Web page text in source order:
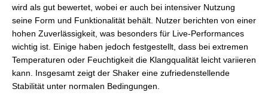
wird als gut bewertet, wobei er auch bei intensiver Nutzung
seine Form und Funktionalität behält. Nutzer berichten von einer
hohen Zuverlässigkeit, was besonders für Live-Performances
wichtig ist. Einige haben jedoch festgestellt, dass bei extremen
Temperaturen oder Feuchtigkeit die Klangqualität leicht variieren
kann. Insgesamt zeigt der Shaker eine zufriedenstellende
Stabilität unter normalen Bedingungen.